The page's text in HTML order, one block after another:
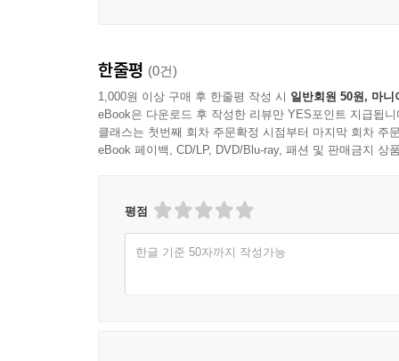
한줄평 (0건)
1,000원 이상 구매 후 한줄평 작성 시 일반회원 50원, 마니
eBook은 다운로드 후 작성한 리뷰만 YES포인트 지급됩니
클래스는 첫번째 회차 주문확정 시점부터 마지막 회차 주
eBook 페이백, CD/LP, DVD/Blu-ray, 패션 및 판매금지 상
평점
한글 기준 50자까지 작성가능